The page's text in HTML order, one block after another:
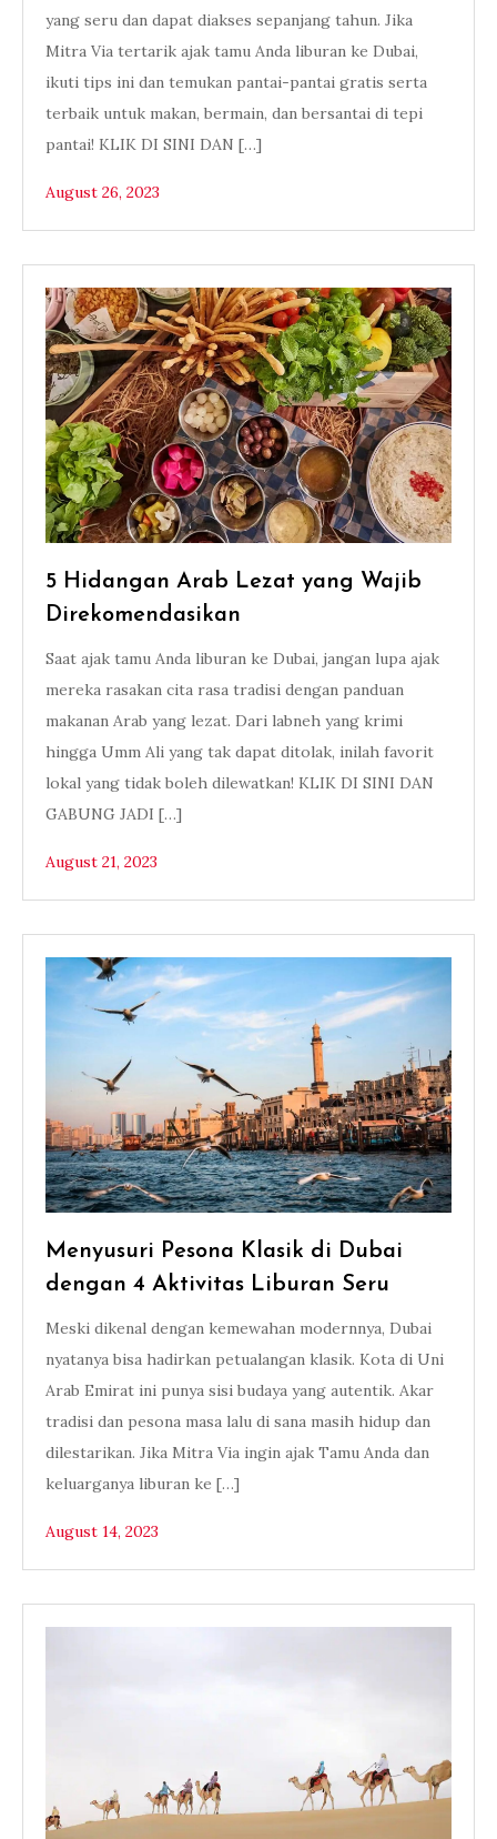
yang seru dan dapat diakses sepanjang tahun. Jika
Mitra Via tertarik ajak tamu Anda liburan ke Dubai,
ikuti tips ini dan temukan pantai-pantai gratis serta
terbaik untuk makan, bermain, dan bersantai di tepi
pantai! KLIK DI SINI DAN […]
August 26, 2023
5 Hidangan Arab Lezat yang Wajib
Direkomendasikan
Saat ajak tamu Anda liburan ke Dubai, jangan lupa ajak
mereka rasakan cita rasa tradisi dengan panduan
makanan Arab yang lezat. Dari labneh yang krimi
hingga Umm Ali yang tak dapat ditolak, inilah favorit
lokal yang tidak boleh dilewatkan! KLIK DI SINI DAN
GABUNG JADI […]
August 21, 2023
Menyusuri Pesona Klasik di Dubai
dengan 4 Aktivitas Liburan Seru
Meski dikenal dengan kemewahan modernnya, Dubai
nyatanya bisa hadirkan petualangan klasik. Kota di Uni
Arab Emirat ini punya sisi budaya yang autentik. Akar
tradisi dan pesona masa lalu di sana masih hidup dan
dilestarikan. Jika Mitra Via ingin ajak Tamu Anda dan
keluarganya liburan ke […]
August 14, 2023